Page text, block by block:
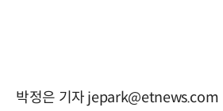
박정은 기자 jepark@etnews.com